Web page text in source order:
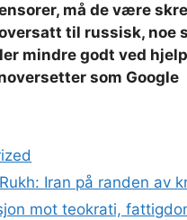
må de være
til russisk, noe
mindre godt ved
som Google
Iran på randen av
mot teokrati,